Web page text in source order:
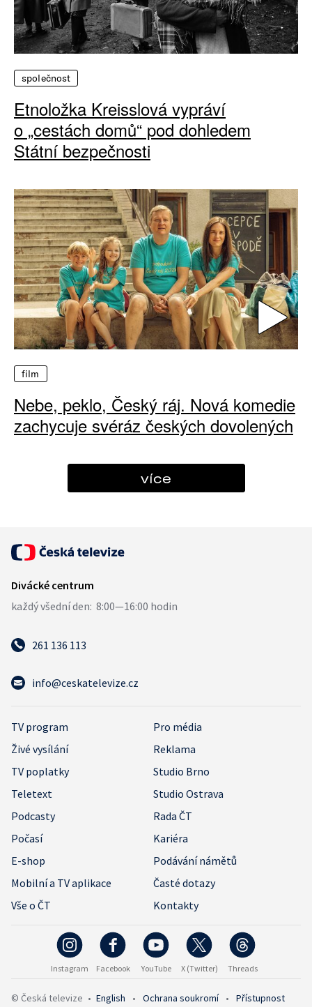
společnost
Etnoložka Kreisslová vypráví
o „cestách domů“ pod dohledem
Státní bezpečnosti
film
Nebe, peklo, Český ráj. Nová komedie
zachycuje svéráz českých dovolených
více
261 136 113
info@ceskatelevize.cz
TV program
Pro média
Živé vysílání
Reklama
TV poplatky
Studio Brno
Teletext
Studio Ostrava
Podcasty
Rada ČT
Počasí
Kariéra
E-shop
Podávání námětů
Mobilní a TV aplikace
Časté dotazy
Vše o ČT
Kontakty
Instagram Facebook YouTube X (Twitter) Threads
© Česká televize • English • Ochrana soukromí • Přístupnost